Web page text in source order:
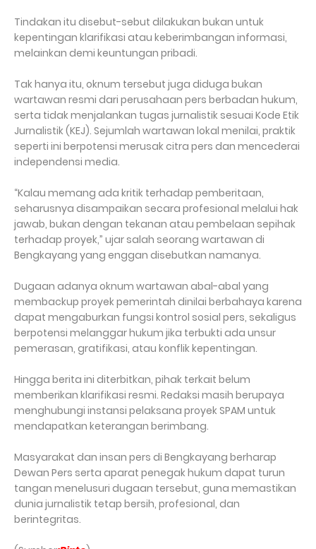
Tindakan itu disebut-sebut dilakukan bukan untuk
kepentingan klarifikasi atau keberimbangan informasi,
melainkan demi keuntungan pribadi.
Tak hanya itu, oknum tersebut juga diduga bukan
wartawan resmi dari perusahaan pers berbadan hukum,
serta tidak menjalankan tugas jurnalistik sesuai Kode Etik
Jurnalistik (KEJ). Sejumlah wartawan lokal menilai, praktik
seperti ini berpotensi merusak citra pers dan mencederai
independensi media.
“Kalau memang ada kritik terhadap pemberitaan,
seharusnya disampaikan secara profesional melalui hak
jawab, bukan dengan tekanan atau pembelaan sepihak
terhadap proyek,” ujar salah seorang wartawan di
Bengkayang yang enggan disebutkan namanya.
Dugaan adanya oknum wartawan abal-abal yang
membackup proyek pemerintah dinilai berbahaya karena
dapat mengaburkan fungsi kontrol sosial pers, sekaligus
berpotensi melanggar hukum jika terbukti ada unsur
pemerasan, gratifikasi, atau konflik kepentingan.
Hingga berita ini diterbitkan, pihak terkait belum
memberikan klarifikasi resmi. Redaksi masih berupaya
menghubungi instansi pelaksana proyek SPAM untuk
mendapatkan keterangan berimbang.
Masyarakat dan insan pers di Bengkayang berharap
Dewan Pers serta aparat penegak hukum dapat turun
tangan menelusuri dugaan tersebut, guna memastikan
dunia jurnalistik tetap bersih, profesional, dan
berintegritas.